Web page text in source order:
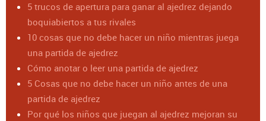
5 trucos de apertura para ganar al ajedrez dejando
boquiabiertos a tus rivales
10 cosas que no debe hacer un niño mientras juega
una partida de ajedrez
Cómo anotar o leer una partida de ajedrez
5 Cosas que no debe hacer un niño antes de una
partida de ajedrez
Por qué los niños que juegan al ajedrez mejoran su